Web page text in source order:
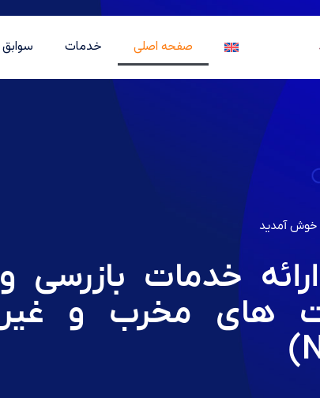
صفحه اصلی خدمات سوابق
خوش آمدید
خدمات بازرسی و
های مخرب و غیر